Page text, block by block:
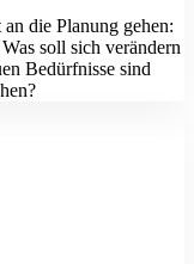
die Planung gehen:
soll sich verändern
Bedürfnisse sind